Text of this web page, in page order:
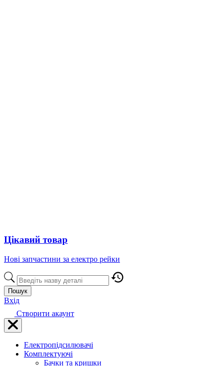
Цікавий товар
Нові запчастини за електро рейки
Пошук
Вхід
Створити акаунт
Електропідсилювачі
Комплектуючі
Бачки та кришки